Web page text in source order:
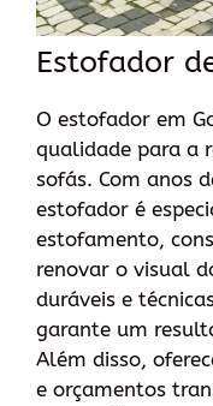
Estofador
O estofador em
qualidade para a
sofás. Com anos
estofador é
estofamento,
renovar o visual
duráveis e
garante um
Além disso,
e orçamentos